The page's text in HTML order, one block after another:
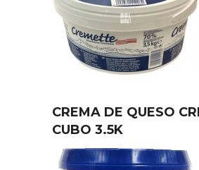
CREMA DE QUESO
CUBO 3.5K